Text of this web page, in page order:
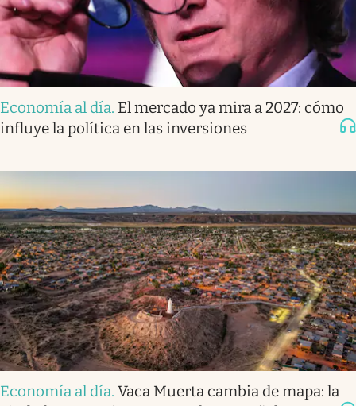
Economía al día. El mercado ya mira a 2027: cómo
influye la política en las inversiones
Economía al día. Vaca Muerta cambia de mapa: la